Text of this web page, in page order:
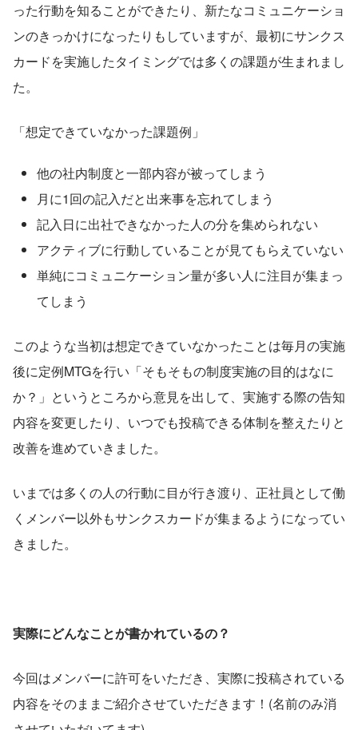
った行動を知ることができたり、新たなコミュニケーショ
ンのきっかけになったりもしていますが、最初にサンクス
カードを実施したタイミングでは多くの課題が生まれまし
た。
「想定できていなかった課題例」
他の社内制度と一部内容が被ってしまう
月に1回の記入だと出来事を忘れてしまう
記入日に出社できなかった人の分を集められない
アクティブに行動していることが見てもらえていない
単純にコミュニケーション量が多い人に注目が集まっ
てしまう
このような当初は想定できていなかったことは毎月の実施
後に定例MTGを行い「そもそもの制度実施の目的はなに
か？」というところから意見を出して、実施する際の告知
内容を変更したり、いつでも投稿できる体制を整えたりと
改善を進めていきました。
いまでは多くの人の行動に目が行き渡り、正社員として働
くメンバー以外もサンクスカードが集まるようになってい
きました。
実際にどんなことが書かれているの？
今回はメンバーに許可をいただき、実際に投稿されている
内容をそのままご紹介させていただきます！(名前のみ消